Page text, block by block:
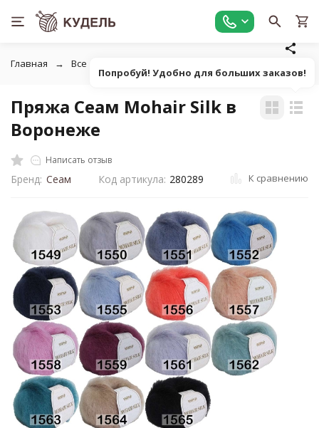
Главная Все для вязания
Пряжа Сеам Mohair Silk в
Воронеже
Написать отзыв
Бренд: Сеам Код артикула: 280289 К сравнению
Попробуй! Удобно для больших заказов!